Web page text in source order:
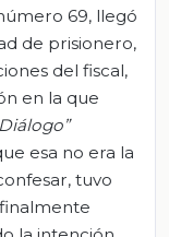
69, llegó
de prisionero,
del fiscal,
en la que
Diálogo”
esa no era la
tuvo